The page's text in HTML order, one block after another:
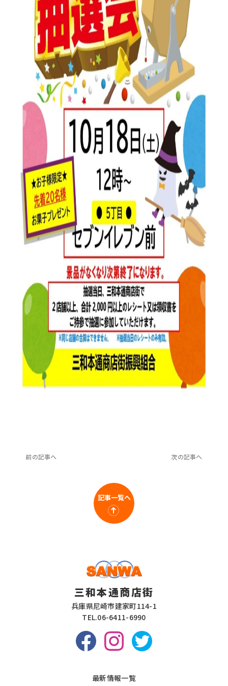
前の記事へ 次の記事へ
記事一覧へ
三和本通商店街
兵庫県尼崎市建家町114-1
TEL.06-6411-6990
最新情報一覧